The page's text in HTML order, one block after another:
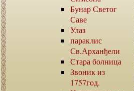
Бунар Светог
Саве
Улаз
параклис
Св.Арханђели
Стара болница
Звоник из
1757год.